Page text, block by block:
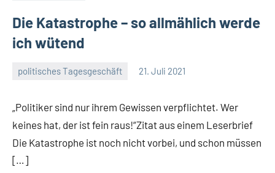
Die Katastrophe – so allmählich werde
ich wütend
politisches Tagesgeschäft 21. Juli 2021
Guetti
Keine
„Politiker sind nur ihrem Gewissen verpflichtet. Wer
keines hat, der ist fein raus!“Zitat aus einem Leserbrief
Die Katastrophe ist noch nicht vorbei, und schon müssen
[…]